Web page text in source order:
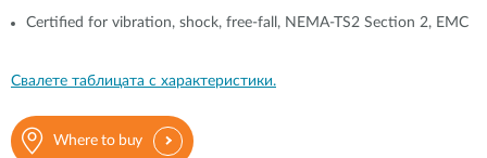
Certified for vibration, shock, free-fall, NEMA‑TS2 Section 2, EMC
Свалете таблицата с характеристики.
Where to buy